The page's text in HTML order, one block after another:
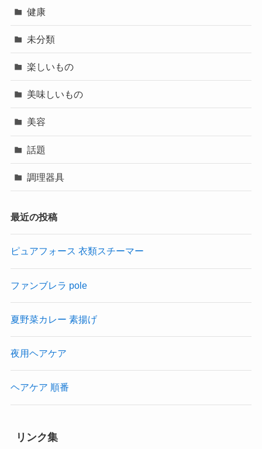
健康
未分類
楽しいもの
美味しいもの
美容
話題
調理器具
最近の投稿
ピュアフォース 衣類スチーマー
ファンブレラ pole
夏野菜カレー 素揚げ
夜用ヘアケア
ヘアケア 順番
リンク集